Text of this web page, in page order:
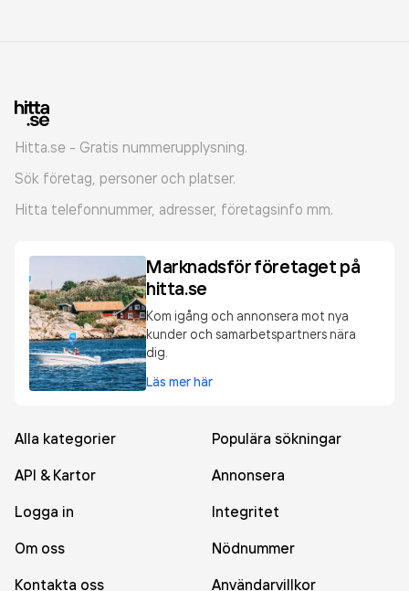
Hitta.se - Gratis nummerupplysning.
Sök företag, personer och platser.
Hitta telefonnummer, adresser, företagsinfo mm.
Marknadsför företaget på
hitta.se
Kom igång och annonsera mot nya
kunder och samarbetspartners nära
dig.
Läs mer här
Alla kategorier
Populära sökningar
API & Kartor
Annonsera
Logga in
Integritet
Om oss
Nödnummer
Kontakta oss
Användarvillkor